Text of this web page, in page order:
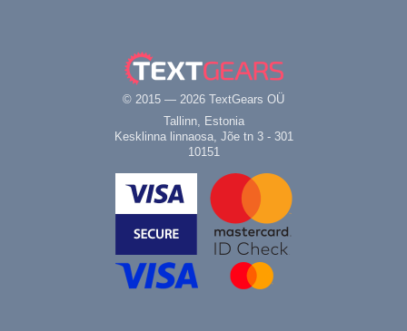
© 2015 — 2026 TextGears OÜ
Tallinn, Estonia
Kesklinna linnaosa, Jõe tn 3 - 301
10151